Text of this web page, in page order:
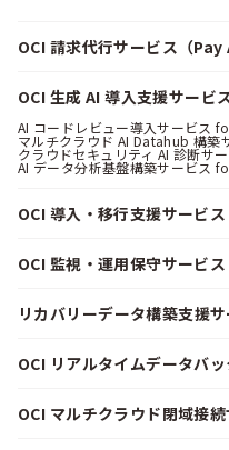
OCI 請求代行サービス（Pay
OCI 生成 AI 導入支援サービ
AI コードレビュー導入サービス
マルチクラウド AI Datahub 構築
クラウドセキュリティ AI 診断サ
AI データ分析基盤構築サービス
OCI 導入・移行支援サービス
OCI 監視・運用保守サービス
リカバリーデータ構築支援
OCI リアルタイムデータバ
OCI マルチクラウド閉域接